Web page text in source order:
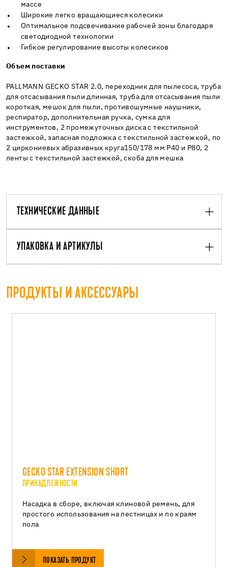
массе
Широкие легко вращающиеся колесики
Оптимальное подсвечивание рабочей зоны благодаря
светодиодной технологии
Гибкое регулирование высоты колесиков
Объем поставки
PALLMANN GECKO STAR 2.0, переходник для пылесоса, труба
для отсасывания пыли длинная, труба для отсасывания пыли
короткая, мешок для пыли, противошумные наушники,
респиратор, дополнительная ручка, сумка для
инструментов, 2 промежуточных диска с текстильной
застежкой, запасная подложка с текстильной застежкой, по
2 циркониевых абразивных круга150/178 мм Р40 и Р80, 2
ленты с текстильной застежкой, скоба для мешка
ТЕХНИЧЕСКИЕ ДАННЫЕ
УПАКОВКА И АРТИКУЛЫ
ПРОДУКТЫ И АКСЕССУАРЫ
GECKO STAR EXTENSION SHORT
ПРИНАДЛЕЖНОСТИ
Насадка в сборе, включая клиновой ремень, для
простого использования на лестницах и по краям
пола
ПОКАЗАТЬ ПРОДУКТ